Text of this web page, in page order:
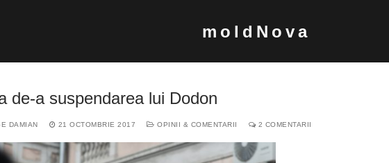
moldNova
Caută
de-a suspendarea lui Dodon
DAMIAN 21 OCTOMBRIE 2017 OPINII & COMENTARII 2 COMENTARII